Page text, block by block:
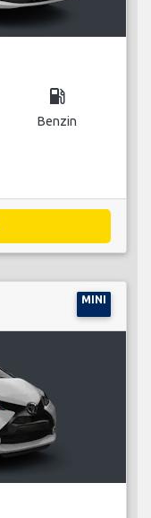
local_gas_station
Benzin
MINI